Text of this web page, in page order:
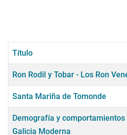
Título
Ron Rodil y Tobar - Los Ron
Santa Mariña de Tomonde
Demografía y
Galicia Moderna